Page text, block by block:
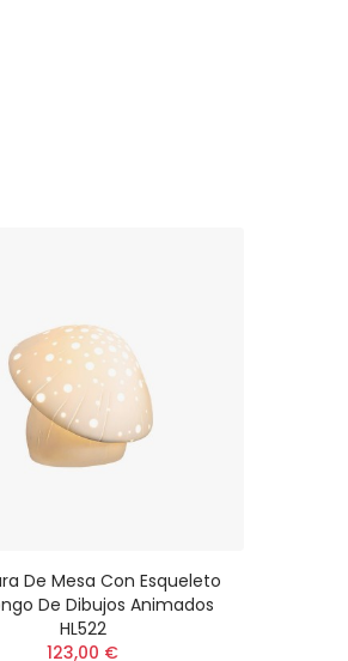
De Mesa Con Esqueleto
De Dibujos Animados
HL522
123,00 €